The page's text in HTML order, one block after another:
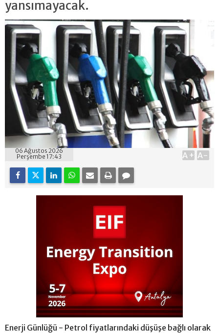
yansımayacak.
06 Ağustos 2026
Perşembe 17:43
A+ A-
Enerji Günlüğü - Petrol fiyatlarındaki düşüşe bağlı olarak